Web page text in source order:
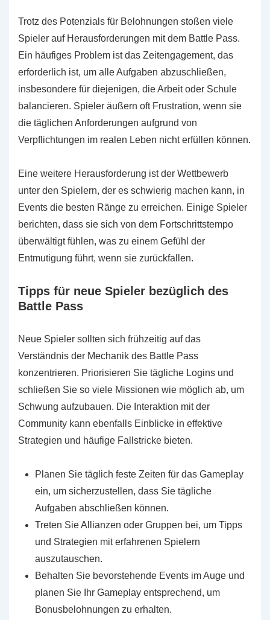
Trotz des Potenzials für Belohnungen stoßen viele
Spieler auf Herausforderungen mit dem Battle Pass.
Ein häufiges Problem ist das Zeitengagement, das
erforderlich ist, um alle Aufgaben abzuschließen,
insbesondere für diejenigen, die Arbeit oder Schule
balancieren. Spieler äußern oft Frustration, wenn sie
die täglichen Anforderungen aufgrund von
Verpflichtungen im realen Leben nicht erfüllen können.
Eine weitere Herausforderung ist der Wettbewerb
unter den Spielern, der es schwierig machen kann, in
Events die besten Ränge zu erreichen. Einige Spieler
berichten, dass sie sich von dem Fortschrittstempo
überwältigt fühlen, was zu einem Gefühl der
Entmutigung führt, wenn sie zurückfallen.
Tipps für neue Spieler bezüglich des
Battle Pass
Neue Spieler sollten sich frühzeitig auf das
Verständnis der Mechanik des Battle Pass
konzentrieren. Priorisieren Sie tägliche Logins und
schließen Sie so viele Missionen wie möglich ab, um
Schwung aufzubauen. Die Interaktion mit der
Community kann ebenfalls Einblicke in effektive
Strategien und häufige Fallstricke bieten.
Planen Sie täglich feste Zeiten für das Gameplay
ein, um sicherzustellen, dass Sie tägliche
Aufgaben abschließen können.
Treten Sie Allianzen oder Gruppen bei, um Tipps
und Strategien mit erfahrenen Spielern
auszutauschen.
Behalten Sie bevorstehende Events im Auge und
planen Sie Ihr Gameplay entsprechend, um
Bonusbelohnungen zu erhalten.